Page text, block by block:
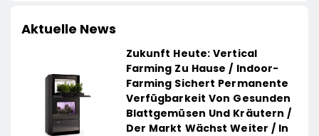
Aktuelle News
Zukunft Heute: Vertical
Farming Zu Hause / Indoor-
Farming Sichert Permanente
Verfügbarkeit Von Gesunden
Blattgemüsen Und Kräutern /
Der Markt Wächst Weiter / In